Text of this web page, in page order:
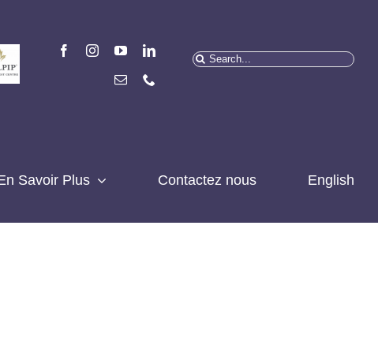
Recherchez
Savoir Plus Contactez nous English